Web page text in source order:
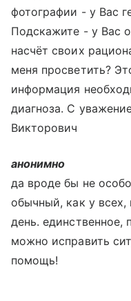
фотографии - у Вас
Подскажите - у Вас
насчёт своих
меня просветить?
информация
диагноза. С
Викторович
анонимно
да вроде бы не
обычный, как у
день. единственное,
можно исправить
помощь!